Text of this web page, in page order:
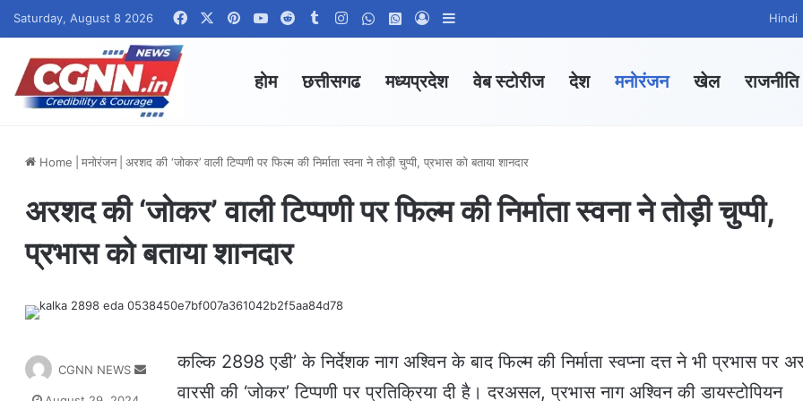
Saturday, August 8 2026 FacebookPinterestYouTubeRedditTumblrInstagramWhatsApp Channel
WhatsApp Group
Log In Hindi
होम छत्तीसगढ मध्यप्रदेश वेब स्टोरीज देश मनोरंजन खेल राजनीति
Home मनोरंजन अरशद की ‘जोकर’ वाली टिप्पणी पर फिल्म की निर्माता स्वना ने तोड़ी चुप्पी, प्रभास को बताया शानदार
अरशद की ‘जोकर’ वाली टिप्पणी पर फिल्म की निर्माता स्वना ने तोड़ी चुप्पी,
प्रभास को बताया शानदार
कल्कि 2898 एडी’ के निर्देशक नाग अश्विन के बाद फिल्म की निर्माता स्वप्ना दत्त ने भी प्रभास पर
वारसी की ‘जोकर’ टिप्पणी पर प्रतिक्रिया दी है। दरअसल, प्रभास नाग अश्विन की डायस्टोपियन
CGNN NEWS